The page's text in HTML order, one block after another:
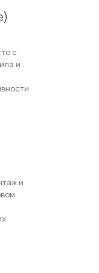
с
и
и